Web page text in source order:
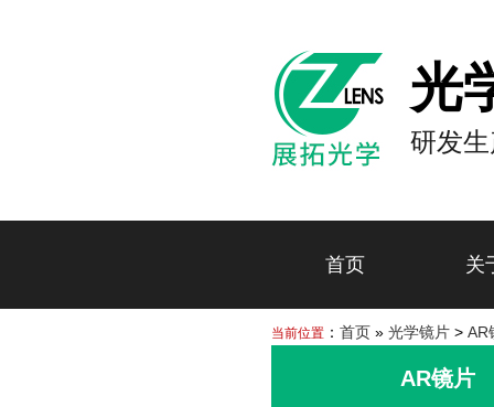
光
研发
首页 关
当前位置 ： 首页 » 光学镜片 > AR
AR镜片